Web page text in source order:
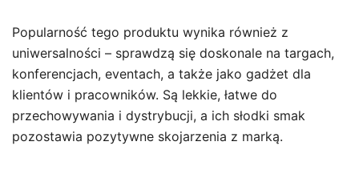
Popularność tego produktu wynika również z
uniwersalności – sprawdzą się doskonale na targach,
konferencjach, eventach, a także jako gadżet dla
klientów i pracowników. Są lekkie, łatwe do
przechowywania i dystrybucji, a ich słodki smak
pozostawia pozytywne skojarzenia z marką.